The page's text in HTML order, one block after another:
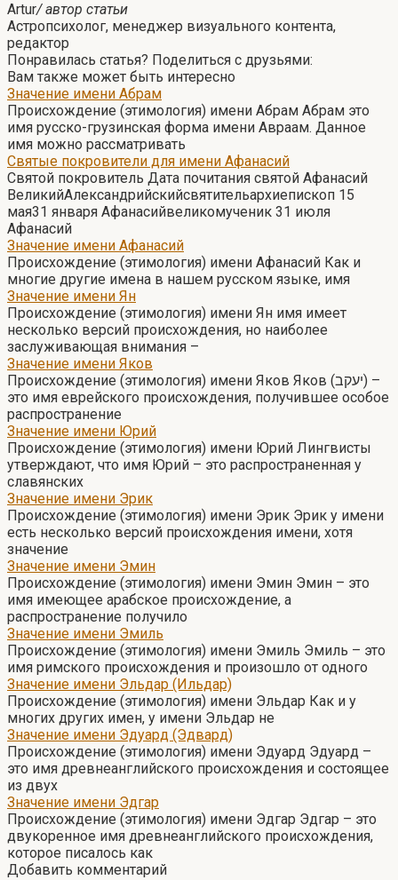
Artur/ автор статьи
Астропсихолог, менеджер визуального контента,
редактор
Понравилась статья? Поделиться с друзьями:
Вам также может быть интересно
Значение имени Абрам
Происхождение (этимология) имени Абрам Абрам это
имя русско-грузинская форма имени Авраам. Данное
имя можно рассматривать
Святые покровители для имени Афанасий
Святой покровитель Дата почитания святой Афанасий
ВеликийАлександрийскийсвятительархиепископ 15
мая31 января Афанасийвеликомученик 31 июля
Афанасий
Значение имени Афанасий
Происхождение (этимология) имени Афанасий Как и
многие другие имена в нашем русском языке, имя
Значение имени Ян
Происхождение (этимология) имени Ян имя имеет
несколько версий происхождения, но наиболее
заслуживающая внимания –
Значение имени Яков
Происхождение (этимология) имени Яков Яков (יעקב) –
это имя еврейского происхождения, получившее особое
распространение
Значение имени Юрий
Происхождение (этимология) имени Юрий Лингвисты
утверждают, что имя Юрий – это распространенная у
славянских
Значение имени Эрик
Происхождение (этимология) имени Эрик Эрик у имени
есть несколько версий происхождения имени, хотя
значение
Значение имени Эмин
Происхождение (этимология) имени Эмин Эмин – это
имя имеющее арабское происхождение, а
распространение получило
Значение имени Эмиль
Происхождение (этимология) имени Эмиль Эмиль – это
имя римского происхождения и произошло от одного
Значение имени Эльдар (Ильдар)
Происхождение (этимология) имени Эльдар Как и у
многих других имен, у имени Эльдар не
Значение имени Эдуард (Эдвард)
Происхождение (этимология) имени Эдуард Эдуард –
это имя древнеанглийского происхождения и состоящее
из двух
Значение имени Эдгар
Происхождение (этимология) имени Эдгар Эдгар – это
двукоренное имя древнеанглийского происхождения,
которое писалось как
Добавить комментарий